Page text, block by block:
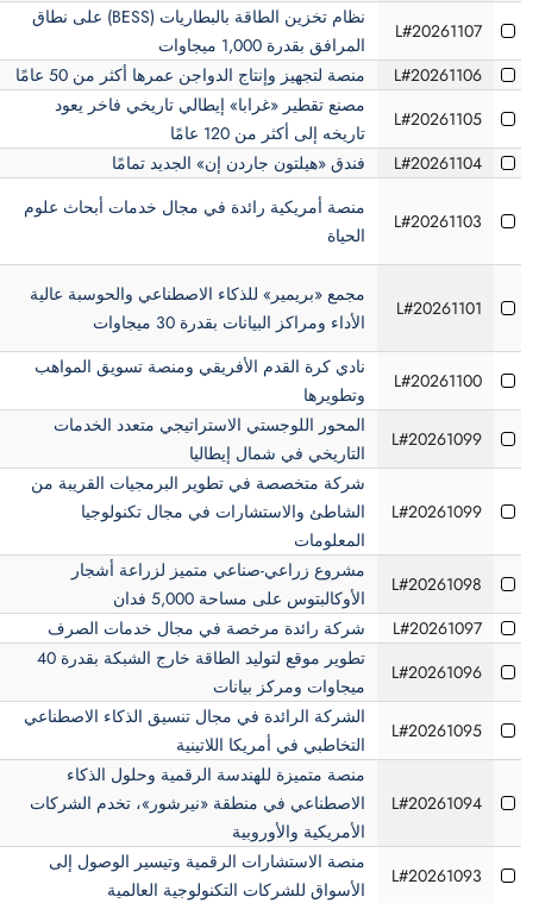
L#20261107
نظام تخزين الطاقة بالبطاريات (BESS) على نطاق
المرافق بقدرة 1,000 ميجاوات
L#20261106
منصة لتجهيز وإنتاج الدواجن عمرها أكثر من 50 عامًا
L#20261105
مصنع تقطير «غرابا» إيطالي تاريخي فاخر يعود
تاريخه إلى أكثر من 120 عامًا
L#20261104
فندق «هيلتون جاردن إن» الجديد تمامًا
L#20261103
منصة أمريكية رائدة في مجال خدمات أبحاث علوم
الحياة
L#20261101
مجمع «بريمير» للذكاء الاصطناعي والحوسبة عالية
الأداء ومراكز البيانات بقدرة 30 ميجاوات
L#20261100
نادي كرة القدم الأفريقي ومنصة تسويق المواهب
وتطويرها
L#20261099
المحور اللوجستي الاستراتيجي متعدد الخدمات
التاريخي في شمال إيطاليا
L#20261099
شركة متخصصة في تطوير البرمجيات القريبة من
الشاطئ والاستشارات في مجال تكنولوجيا
المعلومات
L#20261098
مشروع زراعي-صناعي متميز لزراعة أشجار
الأوكالبتوس على مساحة 5,000 فدان
L#20261097
شركة رائدة مرخصة في مجال خدمات الصرف
L#20261096
تطوير موقع لتوليد الطاقة خارج الشبكة بقدرة 40
ميجاوات ومركز بيانات
L#20261095
الشركة الرائدة في مجال تنسيق الذكاء الاصطناعي
التخاطبي في أمريكا اللاتينية
L#20261094
منصة متميزة للهندسة الرقمية وحلول الذكاء
الاصطناعي في منطقة «نيرشور»، تخدم الشركات
الأمريكية والأوروبية
L#20261093
منصة الاستشارات الرقمية وتيسير الوصول إلى
الأسواق للشركات التكنولوجية العالمية